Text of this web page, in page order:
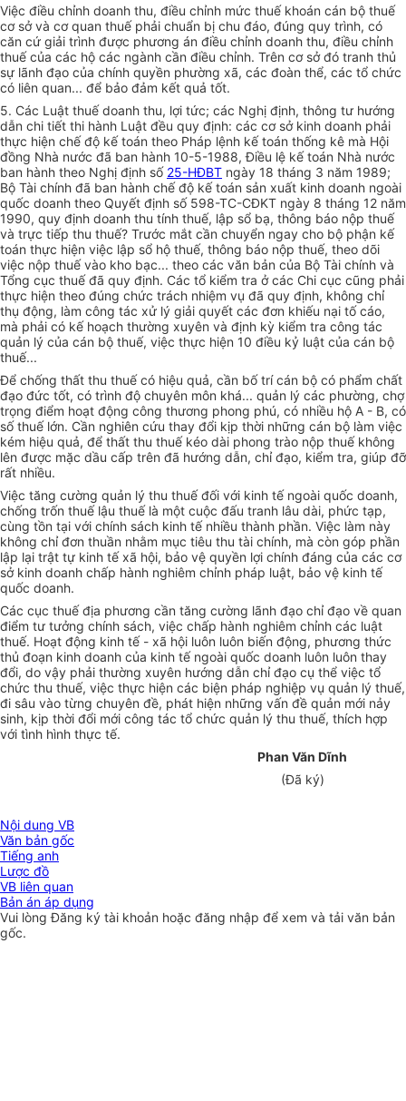
Việc điều chỉnh doanh thu, điều chỉnh mức thuế khoán cán bộ thuế
cơ sở và cơ quan thuế phải chuẩn bị chu đáo, đúng quy trình, có
căn cứ giải trình được phương án điều chỉnh doanh thu, điều chỉnh
thuế của các hộ các ngành cần điều chỉnh. Trên cơ sở đó tranh thủ
sự lãnh đạo của chính quyền phường xã, các đoàn thể, các tổ chức
có liên quan... để bảo đảm kết quả tốt.
5. Các Luật thuế doanh thu, lợi tức; các Nghị định, thông tư hướng
dẫn chi tiết thi hành Luật đều quy định: các cơ sở kinh doanh phải
thực hiện chế độ kế toán theo Pháp lệnh kế toán thống kê mà Hội
đồng Nhà nước đã ban hành 10-5-1988, Điều lệ kế toán Nhà nước
ban hành theo Nghị định số 25-HĐBT ngày 18 tháng 3 năm 1989;
Bộ Tài chính đã ban hành chế độ kế toán sản xuất kinh doanh ngoài
quốc doanh theo Quyết định số 598-TC-CĐKT ngày 8 tháng 12 năm
1990, quy định doanh thu tính thuế, lập sổ bạ, thông báo nộp thuế
và trực tiếp thu thuế? Trước mắt cần chuyển ngay cho bộ phận kế
toán thực hiện việc lập sổ hộ thuế, thông báo nộp thuế, theo dõi
việc nộp thuế vào kho bạc... theo các văn bản của Bộ Tài chính và
Tổng cục thuế đã quy định. Các tổ kiểm tra ở các Chi cục cũng phải
thực hiện theo đúng chức trách nhiệm vụ đã quy định, không chỉ
thụ động, làm công tác xử lý giải quyết các đơn khiếu nại tố cáo,
mà phải có kế hoạch thường xuyên và định kỳ kiểm tra công tác
quản lý của cán bộ thuế, việc thực hiện 10 điều kỷ luật của cán bộ
thuế...
Để chống thất thu thuế có hiệu quả, cần bố trí cán bộ có phẩm chất
đạo đức tốt, có trình độ chuyên môn khá... quản lý các phường, chợ
trọng điểm hoạt động công thương phong phú, có nhiều hộ A - B, có
số thuế lớn. Cần nghiên cứu thay đổi kịp thời những cán bộ làm việc
kém hiệu quả, để thất thu thuế kéo dài phong trào nộp thuế không
lên được mặc dầu cấp trên đã hướng dẫn, chỉ đạo, kiểm tra, giúp đỡ
rất nhiều.
Việc tăng cường quản lý thu thuế đối với kinh tế ngoài quốc doanh,
chống trốn thuế lậu thuế là một cuộc đấu tranh lâu dài, phức tạp,
cùng tồn tại với chính sách kinh tế nhiều thành phần. Việc làm này
không chỉ đơn thuần nhằm mục tiêu thu tài chính, mà còn góp phần
lập lại trật tự kinh tế xã hội, bảo vệ quyền lợi chính đáng của các cơ
sở kinh doanh chấp hành nghiêm chỉnh pháp luật, bảo vệ kinh tế
quốc doanh.
Các cục thuế địa phương cần tăng cường lãnh đạo chỉ đạo về quan
điểm tư tưởng chính sách, việc chấp hành nghiêm chỉnh các luật
thuế. Hoạt động kinh tế - xã hội luôn luôn biến động, phương thức
thủ đoạn kinh doanh của kinh tế ngoài quốc doanh luôn luôn thay
đổi, do vậy phải thường xuyên hướng dẫn chỉ đạo cụ thể việc tổ
chức thu thuế, việc thực hiện các biện pháp nghiệp vụ quản lý thuế,
đi sâu vào từng chuyên đề, phát hiện những vấn đề quản mới nảy
sinh, kịp thời đổi mới công tác tổ chức quản lý thu thuế, thích hợp
với tình hình thực tế.
Phan Văn Dĩnh
(Đã ký)
Nội dung VB
Văn bản gốc
Tiếng anh
Lược đồ
VB liên quan
Bản án áp dụng
Vui lòngĐăng ký tài khoản hoặc đăng nhập để xem và tải văn bản
gốc.